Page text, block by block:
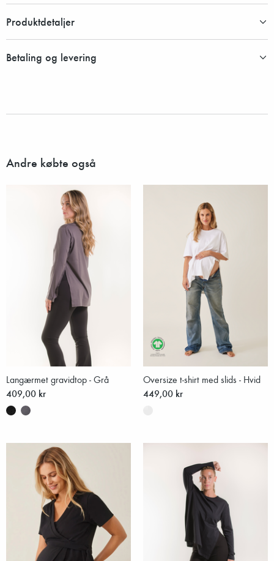
Produktdetaljer
Betaling og levering
Andre købte også
Langærmet gravidtop - Grå
409,00 kr
Oversize t-shirt med slids - Hvid
449,00 kr